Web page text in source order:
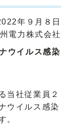
年９月８日
電力株式会社
ウイルス感染
当社従業員２
ウイルス感染
。